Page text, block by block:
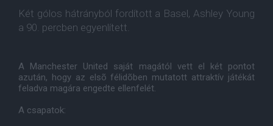
Két gólos hátrányból fordított a Basel, Ashley Young
a 90. percben egyenlített.
A Manchester United saját magától vett el két pontot
azután, hogy az elsõ félidõben mutatott attraktív játékát
feladva magára engedte ellenfelét.
A csapatok: